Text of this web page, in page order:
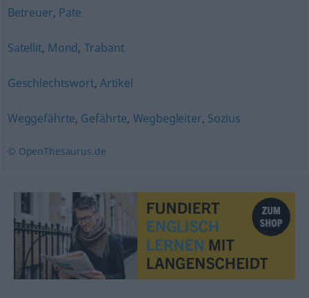
Betreuer, Pate
Satellit, Mond, Trabant
Geschlechtswort, Artikel
Weggefährte, Gefährte, Wegbegleiter, Sozius
© OpenThesaurus.de